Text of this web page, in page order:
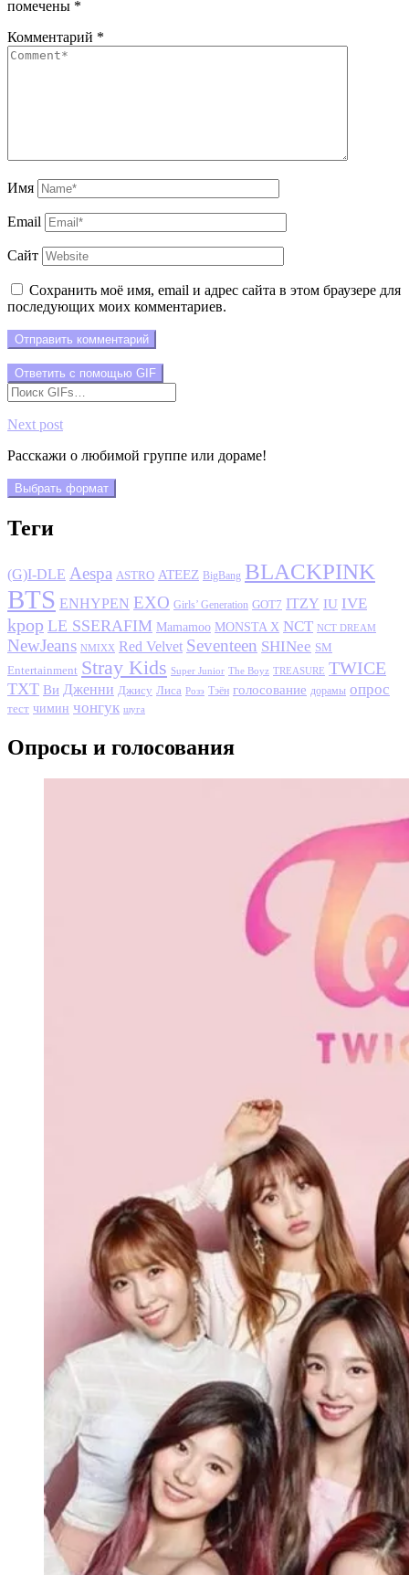
помечены *
Комментарий *
Имя
Email
Сайт
Сохранить моё имя, email и адрес сайта в этом браузере для
последующих моих комментариев.
Отправить комментарий
Ответить с помощью GIF
Next post
Расскажи о любимой группе или дораме!
Выбрать формат
Теги
(G)I-DLE Aespa ASTRO ATEEZ BigBang BLACKPINK
BTS ENHYPEN EXO Girls’ Generation GOT7 ITZY IU IVE
kpop LE SSERAFIM Mamamoo MONSTA X NCT NCT DREAM
NewJeans NMIXX Red Velvet Seventeen SHINee SM
Entertainment Stray Kids Super Junior The Boyz TREASURE TWICE
TXT Ви Дженни Джису Лиса Розэ Тэён голосование дорамы опрос
тест чимин чонгук шуга
Опросы и голосования